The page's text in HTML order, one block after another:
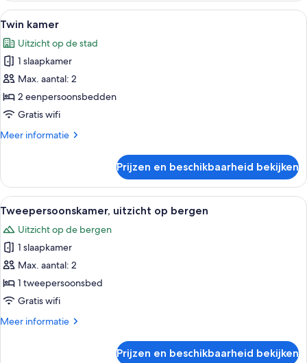
Alle
foto's
voor
Twin
kamer
laden
Een moderne hotelkamer met twee
12
Twin kamer
Uitzicht op de stad
1 slaapkamer
Max. aantal: 2
2 eenpersoonsbedden
Gratis wifi
Meer informatie
Meer
kamer
Prijzen en beschikbaarheid bekijken
Alle
foto's
voor
Tweepersoonskamer,
uitzicht
op
bergen
Een moderne hotelkamer met een
15
Tweepersoonskamer, uitzicht op bergen
Uitzicht op de bergen
1 slaapkamer
Max. aantal: 2
1 tweepersoonsbed
Gratis wifi
Meer informatie
Meer
Prijzen en beschikbaarheid bekijken